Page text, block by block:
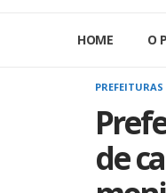
HOME O
PREFEITURAS
de